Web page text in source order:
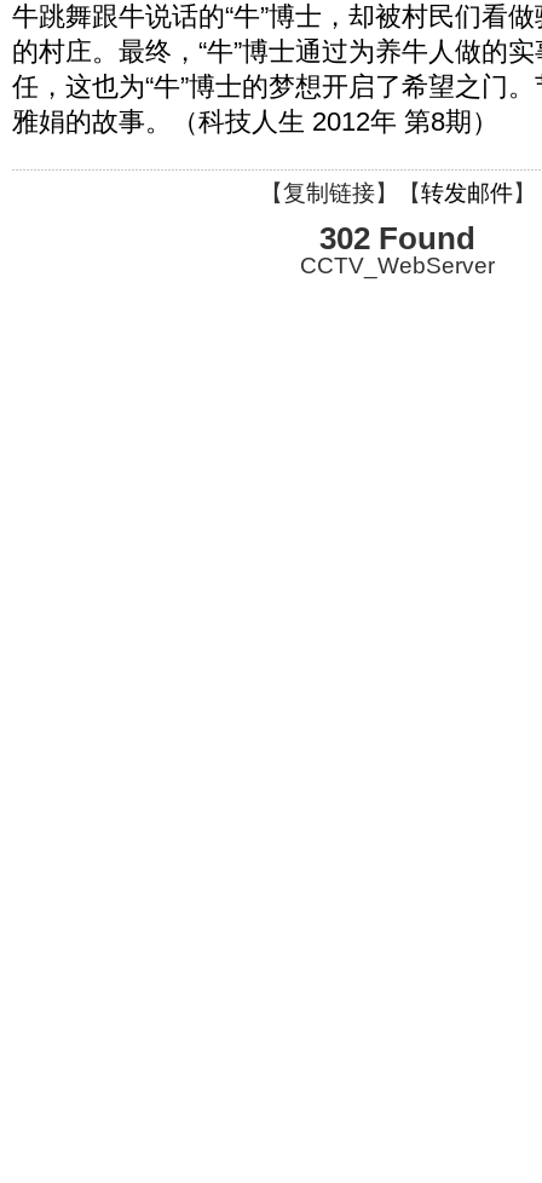
牛跳舞跟牛说话的“牛”博士，却被村民们看
的村庄。最终，“牛”博士通过为养牛人做的
任，这也为“牛”博士的梦想开启了希望之门
雅娟的故事。（科技人生 2012年 第8期）
【复制链接】【转发邮件】
302 Found
CCTV_WebServer